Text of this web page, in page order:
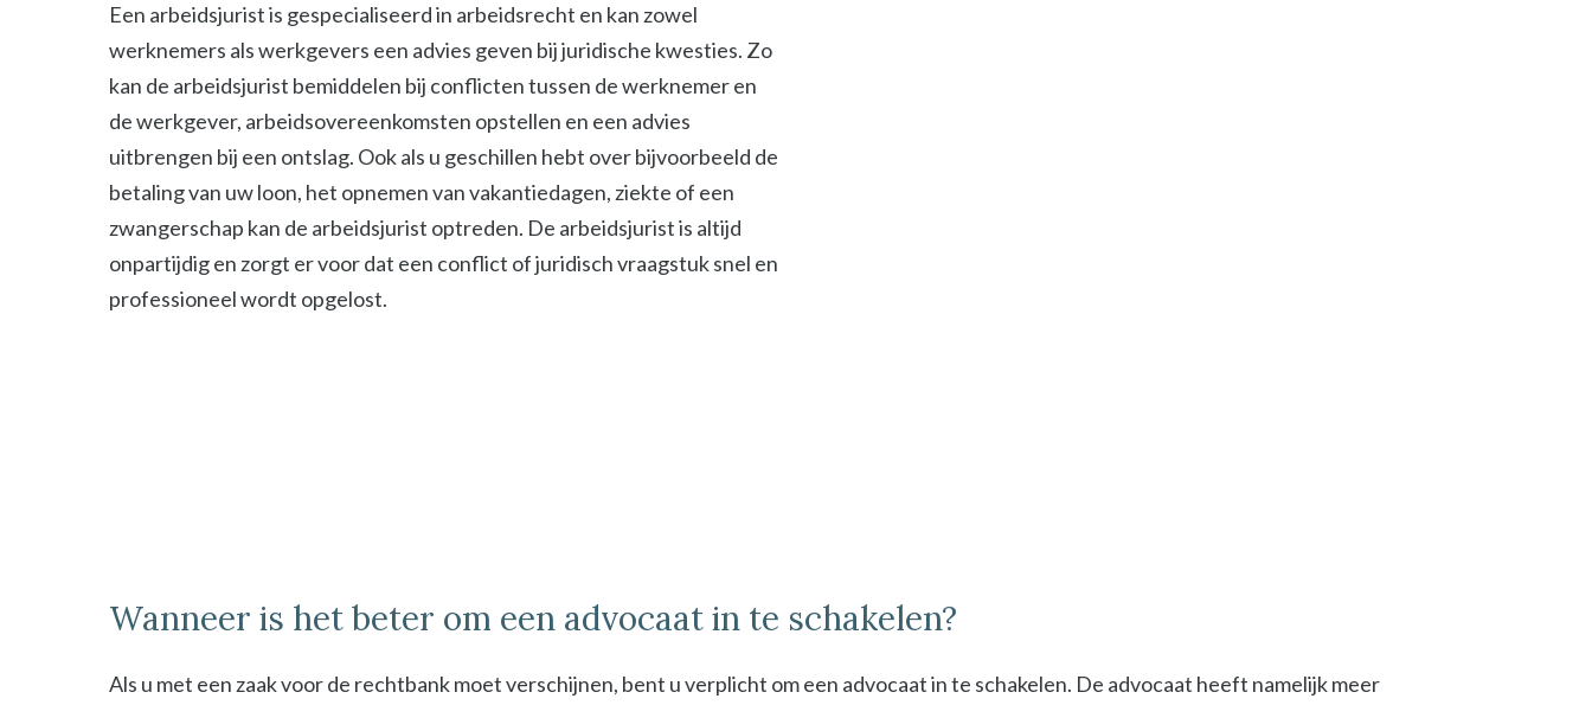
Een arbeidsjurist is gespecialiseerd in arbeidsrecht en kan zowel
werknemers als werkgevers een advies geven bij juridische kwesties. Zo
kan de arbeidsjurist bemiddelen bij conflicten tussen de werknemer en
de werkgever, arbeidsovereenkomsten opstellen en een advies
uitbrengen bij een ontslag. Ook als u geschillen hebt over bijvoorbeeld de
betaling van uw loon, het opnemen van vakantiedagen, ziekte of een
zwangerschap kan de arbeidsjurist optreden. De arbeidsjurist is altijd
onpartijdig en zorgt er voor dat een conflict of juridisch vraagstuk snel en
professioneel wordt opgelost.
Wanneer is het beter om een advocaat in te schakelen?
Als u met een zaak voor de rechtbank moet verschijnen, bent u verplicht om een advocaat in te schakelen. De advocaat heeft namelijk meer